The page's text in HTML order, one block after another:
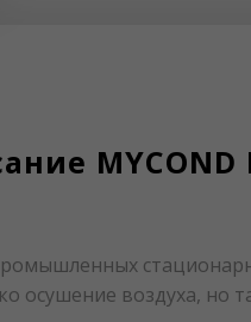
MYCOND
осушение воздуха, но